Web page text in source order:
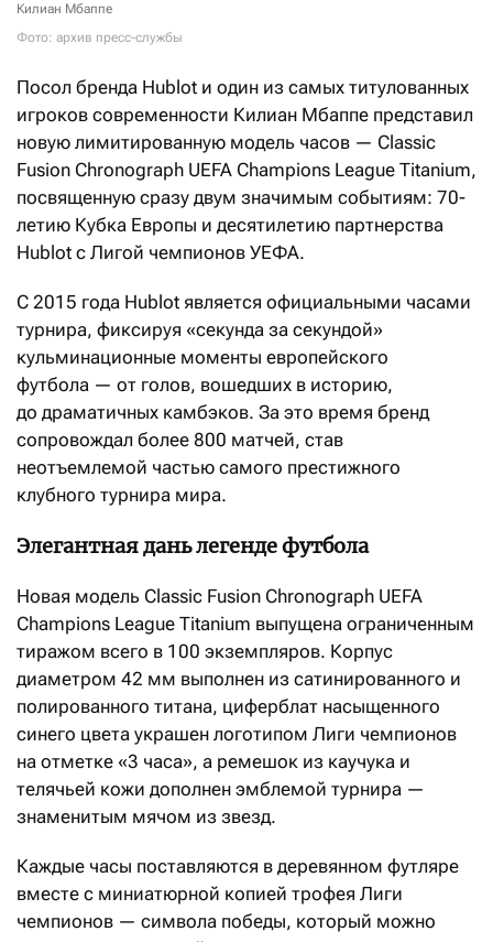
Килиан Мбаппе
Фото: архив пресс-службы
Посол бренда Hublot и один из самых титулованных
игроков современности Килиан Мбаппе представил
новую лимитированную модель часов — Classic
Fusion Chronograph UEFA Champions League Titanium,
посвященную сразу двум значимым событиям: 70-
летию Кубка Европы и десятилетию партнерства
Hublot с Лигой чемпионов УЕФА.
С 2015 года Hublot является официальными часами
турнира, фиксируя «секунда за секундой»
кульминационные моменты европейского
футбола — от голов, вошедших в историю,
до драматичных камбэков. За это время бренд
сопровождал более 800 матчей, став
неотъемлемой частью самого престижного
клубного турнира мира.
Элегантная дань легенде футбола
Новая модель Classic Fusion Chronograph UEFA
Champions League Titanium выпущена ограниченным
тиражом всего в 100 экземпляров. Корпус
диаметром 42 мм выполнен из сатинированного и
полированного титана, циферблат насыщенного
синего цвета украшен логотипом Лиги чемпионов
на отметке «3 часа», а ремешок из каучука и
телячьей кожи дополнен эмблемой турнира —
знаменитым мячом из звезд.
Каждые часы поставляются в деревянном футляре
вместе с миниатюрной копией трофея Лиги
чемпионов — символа победы, который можно